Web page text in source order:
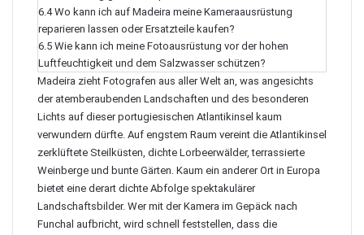
6.4 Wo kann ich auf Madeira meine Kameraausrüstung
reparieren lassen oder Ersatzteile kaufen?
6.5 Wie kann ich meine Fotoausrüstung vor der hohen
Luftfeuchtigkeit und dem Salzwasser schützen?
Madeira zieht Fotografen aus aller Welt an, was angesichts
der atemberaubenden Landschaften und des besonderen
Lichts auf dieser portugiesischen Atlantikinsel kaum
verwundern dürfte. Auf engstem Raum vereint die Atlantikinsel
zerklüftete Steilküsten, dichte Lorbeerwälder, terrassierte
Weinberge und bunte Gärten. Kaum ein anderer Ort in Europa
bietet eine derart dichte Abfolge spektakulärer
Landschaftsbilder. Wer mit der Kamera im Gepäck nach
Funchal aufbricht, wird schnell feststellen, dass die